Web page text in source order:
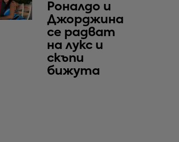
Роналдо и
Джорджина
се радват
на лукс и
скъпи
бижута